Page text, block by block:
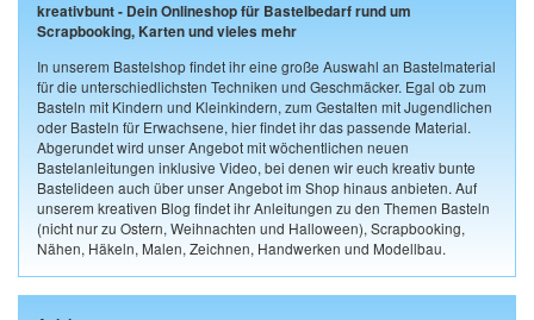
kreativbunt - Dein Onlineshop für Bastelbedarf rund um
Scrapbooking, Karten und vieles mehr
In unserem Bastelshop findet ihr eine große Auswahl an Bastelmaterial
für die unterschiedlichsten Techniken und Geschmäcker. Egal ob zum
Basteln mit Kindern und Kleinkindern, zum Gestalten mit Jugendlichen
oder Basteln für Erwachsene, hier findet ihr das passende Material.
Abgerundet wird unser Angebot mit wöchentlichen neuen
Bastelanleitungen inklusive Video, bei denen wir euch kreativ bunte
Bastelideen auch über unser Angebot im Shop hinaus anbieten. Auf
unserem kreativen Blog findet ihr Anleitungen zu den Themen Basteln
(nicht nur zu Ostern, Weihnachten und Halloween), Scrapbooking,
Nähen, Häkeln, Malen, Zeichnen, Handwerken und Modellbau.